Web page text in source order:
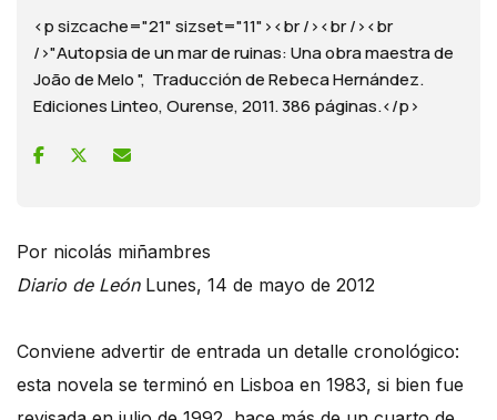
<p sizcache="21" sizset="11"><br /><br /><br
/>"Autopsia de un mar de ruinas: Una obra maestra de
João de Melo ", Traducción de Rebeca Hernández.
Ediciones Linteo, Ourense, 2011. 386 páginas.</p>
Por nicolás miñambres
Diario de LeónLunes, 14 de mayo de 2012
Conviene advertir de entrada un detalle cronológico:
esta novela se terminó en Lisboa en 1983, si bien fue